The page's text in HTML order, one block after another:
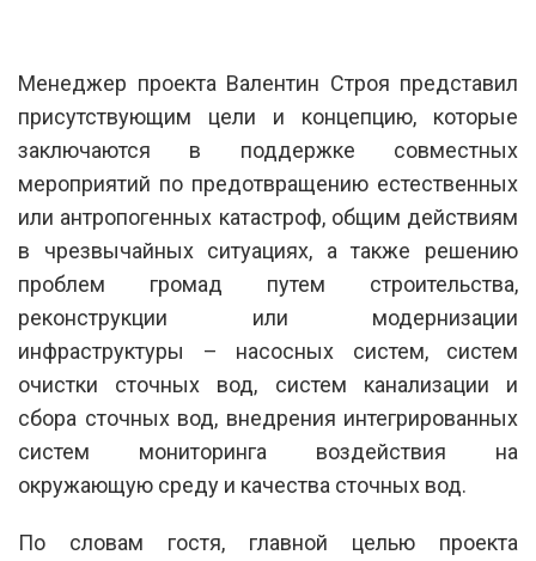
Менеджер проекта Валентин Строя представил
присутствующим цели и концепцию, которые
заключаются в поддержке совместных
мероприятий по предотвращению естественных
или антропогенных катастроф, общим действиям
в чрезвычайных ситуациях, а также решению
проблем громад путем строительства,
реконструкции или модернизации
инфраструктуры – насосных систем, систем
очистки сточных вод, систем канализации и
сбора сточных вод, внедрения интегрированных
систем мониторинга воздействия на
окружающую среду и качества сточных вод.
По словам гостя, главной целью проекта